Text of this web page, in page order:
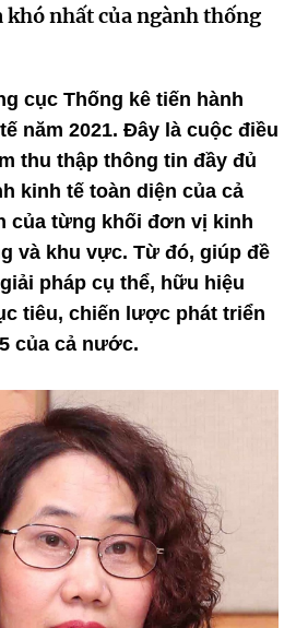
nghệ
chất lượng
hành
về dự thảo VBQPPL
chất lượng
tử
khó nhất của ngành thống
cục Thống kê tiến hành
năm 2021. Đây là cuộc điều
thu thập thông tin đầy đủ
kinh tế toàn diện của cả
của từng khối đơn vị kinh
và khu vực. Từ đó, giúp đề
pháp cụ thể, hữu hiệu
tiêu, chiến lược phát triển
của cả nước.